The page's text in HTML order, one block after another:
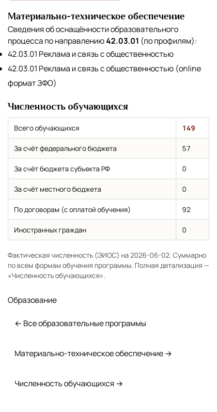
Материально-техническое обеспечение
Сведения об оснащённости образовательного
процесса по направлению42.03.01 (по профилям):
42.03.01 Реклама и связь с общественностью
42.03.01 Реклама и связь с общественностью (online
формат ЗФО)
Численность обучающихся
Всего обучающихся 149
За счёт федерального бюджета 57
За счёт бюджета субъекта РФ 0
За счёт местного бюджета 0
По договорам (с оплатой обучения) 92
Иностранных граждан 0
Фактическая численность (ЭИОС) на 2026-06-02. Суммарно
по всем формам обучения программы. Полная детализация —
«Численность обучающихся».
Образование
← Все образовательные программы
Материально-техническое обеспечение →
Численность обучающихся →